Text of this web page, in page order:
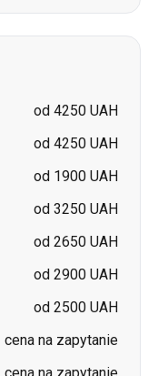
od 4250 UAH
od 4250 UAH
od 1900 UAH
od 3250 UAH
od 2650 UAH
od 2900 UAH
od 2500 UAH
cena na zapytanie